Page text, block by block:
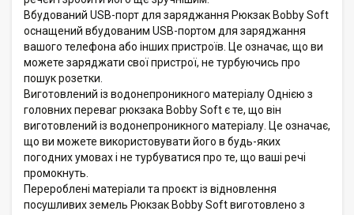
Вбудований USB-порт для заряджання Рюкзак Bobby Soft
оснащений вбудованим USB-портом для заряджання
вашого телефона або інших пристроїв. Це означає, що ви
можете заряджати свої пристрої, не турбуючись про
пошук розетки.
Виготовлений із водонепроникного матеріалу Однією з
головних переваг рюкзака Bobby Soft є те, що він
виготовлений із водонепроникного матеріалу. Це означає,
що ви можете використовувати його в будь-яких
погодних умовах і не турбуватися про те, що ваші речі
промокнуть.
Перероблені матеріали та проєкт із відновлення
посушливих земель Рюкзак Bobby Soft виготовлено з